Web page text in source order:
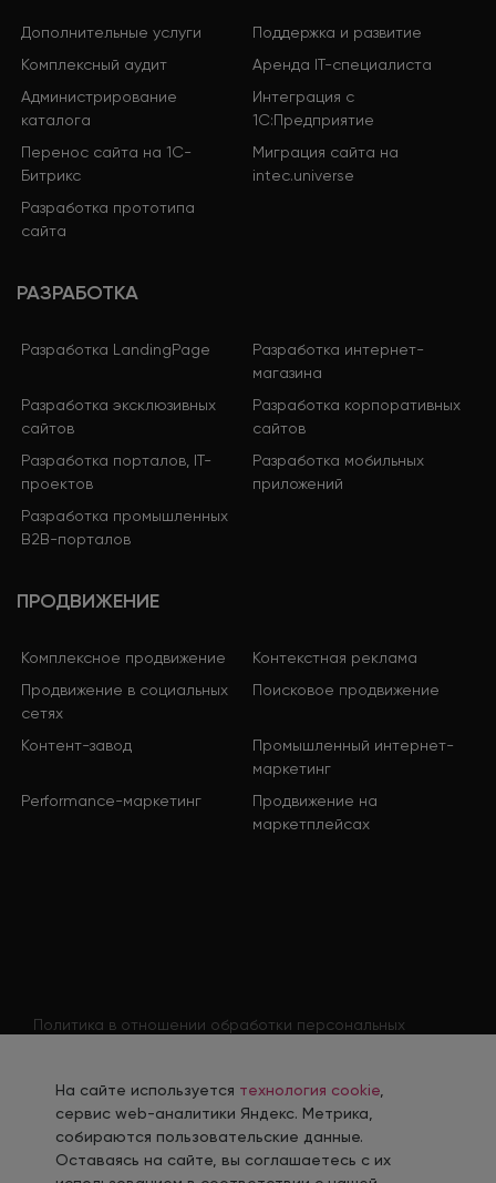
Дополнительные услуги
Поддержка и развитие
Комплексный аудит
Аренда IT-специалиста
Администрирование
каталога
Интеграция с
1С:Предприятие
Перенос сайта на 1С-
Битрикс
Миграция сайта на
intec.universe
Разработка прототипа
сайта
РАЗРАБОТКА
Разработка LandingPage
Разработка интернет-
магазина
Разработка эксклюзивных
сайтов
Разработка корпоративных
сайтов
Разработка порталов, IT-
проектов
Разработка мобильных
приложений
Разработка промышленных
B2B-порталов
ПРОДВИЖЕНИЕ
Комплексное продвижение
Контекстная реклама
Продвижение в социальных
сетях
Поисковое продвижение
Контент-завод
Промышленный интернет-
маркетинг
Performance-маркетинг
Продвижение на
маркетплейсах
Политика в отношении обработки персональных
Согласие на обработку персональных данных
соискателя
Политика использования файлов cookie
На сайте используется технология cookie
сервис web-аналитики Яндекс. Метрика,
собираются пользовательские данные.
Оставаясь на сайте, вы соглашаетесь с их